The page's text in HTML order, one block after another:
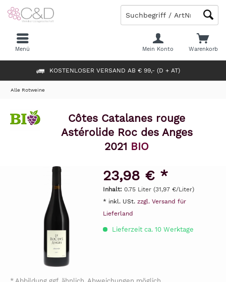
KOSTENLOSER VERSAND AB € 99,- (D + AT)
Warenkorb
Mein Konto
Menü
Alle Rotweine
Côtes Catalanes rouge
Astérolide Roc des Anges
2021 BIO
23,98 € *
Inhalt: 0.75 Liter (31,97 €/Liter)
* inkl. USt. zzgl. Versand für
Lieferland
Lieferzeit ca. 10 Werktage